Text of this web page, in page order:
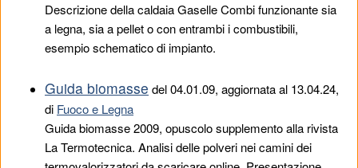
Descrizione della caldaia Gaselle Combi funzionante sia
a legna, sia a pellet o con entrambi i combustibili,
esempio schematico di impianto.
Guida biomasse del04.01.09, aggiornata al 13.04.24,
di Fuoco e Legna
Guida biomasse 2009, opuscolo supplemento alla rivista
La Termotecnica. Analisi delle polveri nei camini dei